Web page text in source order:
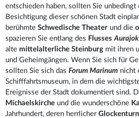
entschieden haben, sollten Sie unbedingt
Besichtigung dieser schönen Stadt
berühmte Schwedische Theater und die
spazieren Sie entlang des Flusses
alte mittelalterliche Steinburg mit ihren
und Geheimgängen. Wenn Sie sich für
sollten Sie sich dasForum Marinum nicht
Schifffahrtsmuseum, in dem die
Ereignisse der Stadt dokumentiert sind.
Michaelskirche und die wunderschöne
Jahrhundert, deren herrlicher